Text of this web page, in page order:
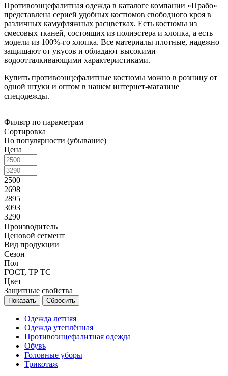
Противоэнцефалитная одежда в каталоге компании «Прабо»
представлена серией удобных костюмов свободного кроя в
различных камуфляжных расцветках. Есть костюмы из
смесовых тканей, состоящих из полиэстера и хлопка, а есть
модели из 100%-го хлопка. Все материалы плотные, надежно
защищают от укусов и обладают высокими
водоотталкивающими характеристиками.
Купить противоэнцефалитные костюмы можно в розницу от
одной штуки и оптом в нашем интернет-магазине
спецодежды.
Фильтр по параметрам
Сортировка
По популярности (убывание)
Цена
2500
2698
2895
3093
3290
Производитель
Ценовой сегмент
Вид продукции
Сезон
Пол
ГОСТ, ТР ТС
Цвет
Защитные свойства
Сбросить
Одежда летняя
Одежда утеплённая
Противоэнцефалитная одежда
Обувь
Головные уборы
Трикотаж